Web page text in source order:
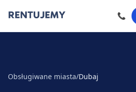
📞
Obsługiwane miasta/Dubaj